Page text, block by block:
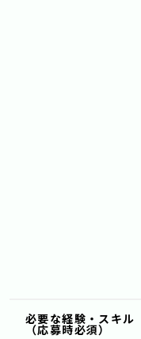
必要な経験・スキル
（応募時必須）